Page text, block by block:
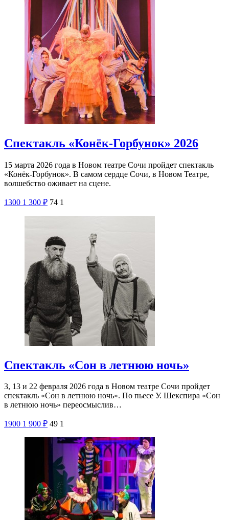
Спектакль «Конёк-Горбунок» 2026
15 марта 2026 года в Новом театре Сочи пройдет спектакль
«Конёк-Горбунок». В самом сердце Сочи, в Новом Театре,
волшебство оживает на сцене.
1300 1 300 ₽ 74 1
Спектакль «Сон в летнюю ночь»
3, 13 и 22 февраля 2026 года в Новом театре Сочи пройдет
спектакль «Сон в летнюю ночь». По пьесе У. Шекспира «Сон
в летнюю ночь» переосмыслив…
1900 1 900 ₽ 49 1